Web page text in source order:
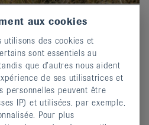
de EULAR.
aux cookies
utilisons des cookies et
sont essentiels au
que d’autres nous aident
de ses utilisatrices et
personnelles peuvent être
IP) et utilisées, par exemple,
Pour plus